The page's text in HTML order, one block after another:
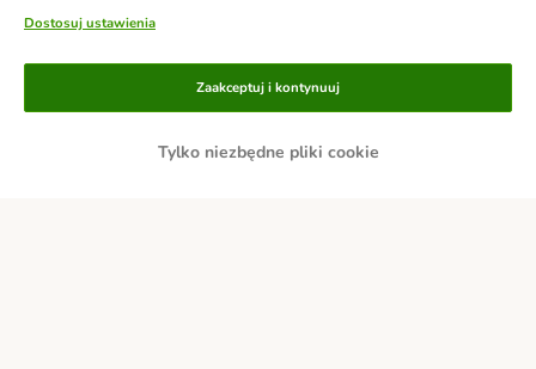
Metody płatności
Przelew Za pobraniem
Dostosuj ustawienia
Tylko niezbędne pliki cookie
Zaakceptuj i kontynuuj